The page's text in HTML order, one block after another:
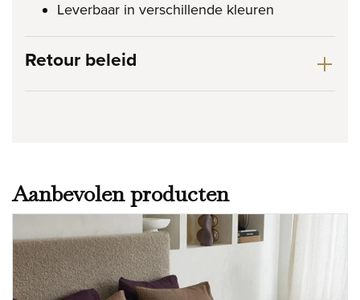
Leverbaar in verschillende kleuren
Retour beleid
Aanbevolen producten